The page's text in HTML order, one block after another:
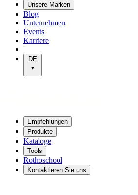
Unsere Marken
Blog
Unternehmen
Events
Karriere
|
DE
Empfehlungen
Produkte
Kataloge
Tools
Rothoschool
Kontaktieren Sie uns